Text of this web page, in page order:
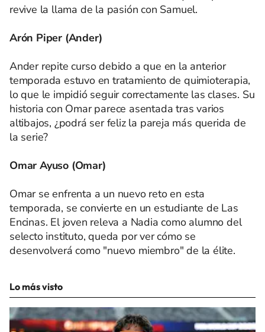
revive la llama de la pasión con Samuel.
Arón Piper (Ander)
Ander repite curso debido a que en la anterior
temporada estuvo en tratamiento de quimioterapia,
lo que le impidió seguir correctamente las clases. Su
historia con Omar parece asentada tras varios
altibajos, ¿podrá ser feliz la pareja más querida de
la serie?
Omar Ayuso (Omar)
Omar se enfrenta a un nuevo reto en esta
temporada, se convierte en un estudiante de Las
Encinas. El joven releva a Nadia como alumno del
selecto instituto, queda por ver cómo se
desenvolverá como "nuevo miembro" de la élite.
Lo más visto